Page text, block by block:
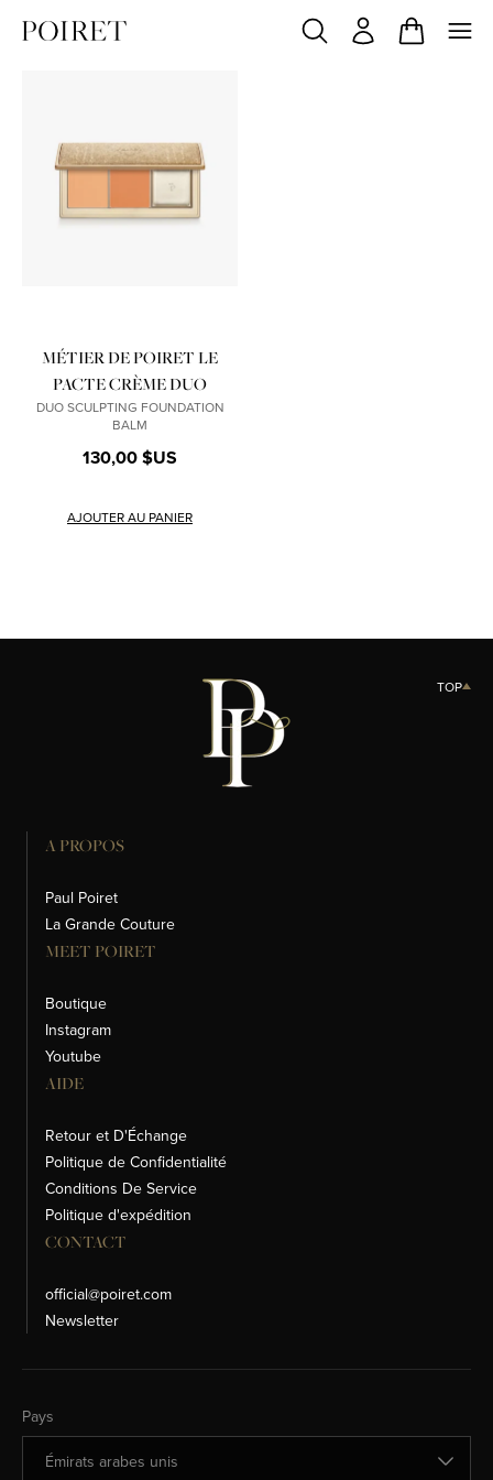
Product variant out of stock
Product variant out of stock
MÉTIER DE POIRET LE
PACTE CRÈME DUO
DUO SCULPTING FOUNDATION
BALM
130,00 $US
AJOUTER AU PANIER
A PROPOS
Paul Poiret
La Grande Couture
MEET POIRET
Boutique
Instagram
Youtube
AIDE
Retour et D'Échange
Politique de Confidentialité
Conditions De Service
Politique d'expédition
CONTACT
official@poiret.com
Newsletter
Pays
Changer de pays
TOP